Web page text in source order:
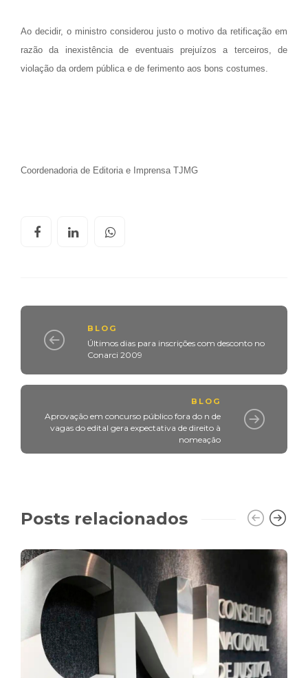
Ao decidir, o ministro considerou justo o motivo da retificação em
razão da inexistência de eventuais prejuízos a terceiros, de
violação da ordem pública e de ferimento aos bons costumes.
Coordenadoria de Editoria e Imprensa TJMG
BLOG
Últimos dias para inscrições com desconto no
Conarci 2009
BLOG
Aprovação em concurso público fora do n de
vagas do edital gera expectativa de direito à
nomeação
Posts relacionados